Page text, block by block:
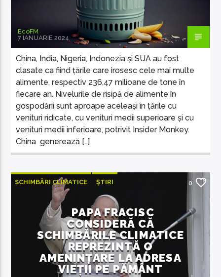
EcoFM
7 IANUARIE 2024
China, India, Nigeria, Indonezia și SUA au fost
clasate ca fiind țările care irosesc cele mai multe
alimente, respectiv 236,47 milioane de tone în
fiecare an. Nivelurile de risipă de alimente în
gospodării sunt aproape aceleași în țările cu
venituri ridicate, cu venituri medii superioare și cu
venituri medii inferioare, potrivit Insider Monkey.
China generează […]
SCHIMBĂRI CLIMATICE ȘTIRI
ȘTIRI INTERNAȚIONALE
0
PAPA FRACISC
CONSIDERĂ CĂ
SCHIMBĂRILE CLIMATICE
REPREZINTĂ O
AMENINȚARE LA ADRESA
VIEȚII PE PĂMÂNT